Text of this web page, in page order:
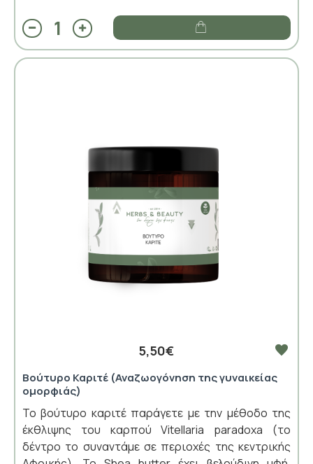
5,50€
Βούτυρο Καριτέ (Αναζωογόνηση της γυναικείας
ομορφιάς)
Το βούτυρο καριτέ παράγετε με την μέθοδο της
έκθλιψης του καρπού Vitellaria paradoxa (το
δέντρο το συναντάμε σε περιοχές της κεντρικής